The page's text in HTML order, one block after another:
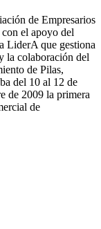
de Empresarios
con el apoyo del
LiderA que gestiona
colaboración del
de Pilas,
del 10 al 12 de
de 2009 la primera
de